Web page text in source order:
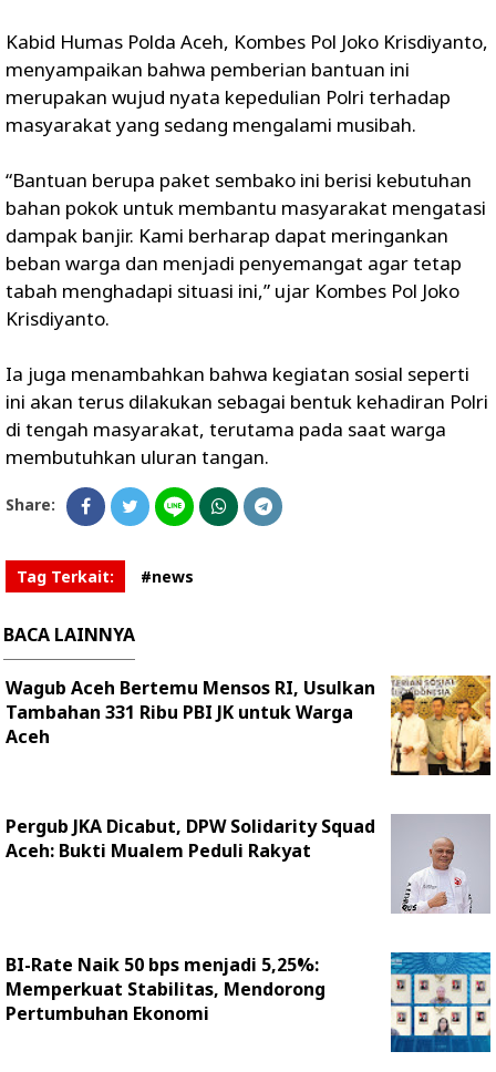
Kabid Humas Polda Aceh, Kombes Pol Joko Krisdiyanto,
menyampaikan bahwa pemberian bantuan ini
merupakan wujud nyata kepedulian Polri terhadap
masyarakat yang sedang mengalami musibah.
“Bantuan berupa paket sembako ini berisi kebutuhan
bahan pokok untuk membantu masyarakat mengatasi
dampak banjir. Kami berharap dapat meringankan
beban warga dan menjadi penyemangat agar tetap
tabah menghadapi situasi ini,” ujar Kombes Pol Joko
Krisdiyanto.
Ia juga menambahkan bahwa kegiatan sosial seperti
ini akan terus dilakukan sebagai bentuk kehadiran Polri
di tengah masyarakat, terutama pada saat warga
membutuhkan uluran tangan.
Share:
Tag Terkait: #news
BACA LAINNYA
Wagub Aceh Bertemu Mensos RI, Usulkan
Tambahan 331 Ribu PBI JK untuk Warga
Aceh
Pergub JKA Dicabut, DPW Solidarity Squad
Aceh: Bukti Mualem Peduli Rakyat
BI-Rate Naik 50 bps menjadi 5,25%:
Memperkuat Stabilitas, Mendorong
Pertumbuhan Ekonomi